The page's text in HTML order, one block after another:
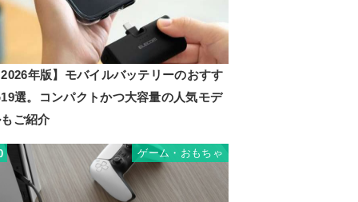
年版】モバイルバッテリーのおすす
選。コンパクトかつ大容量の人気モデ
ご紹介
ゲーム・おもちゃ